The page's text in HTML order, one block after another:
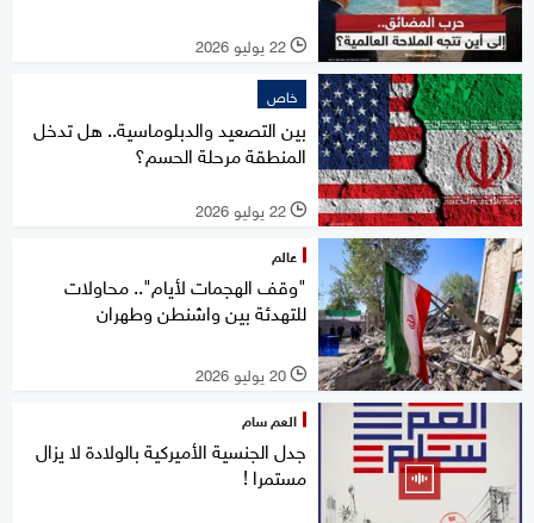
l 22 يوليو 2026
خاص
بين التصعيد والدبلوماسية.. هل تدخل
المنطقة مرحلة الحسم؟
l 22 يوليو 2026
عالم
"وقف الهجمات لأيام".. محاولات
للتهدئة بين واشنطن وطهران
l 20 يوليو 2026
العم سام
جدل الجنسية الأميركية بالولادة لا يزال
مستمرا !